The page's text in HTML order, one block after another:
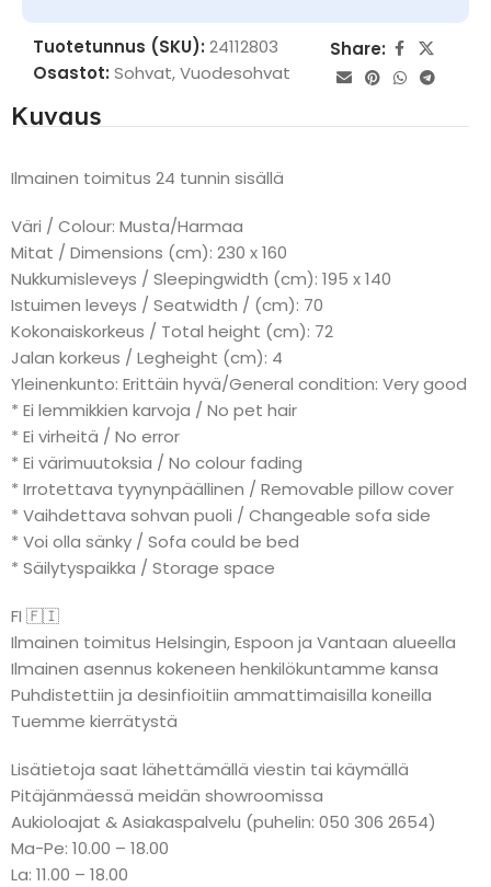
Tuotetunnus (SKU): 24112803
Osastot: Sohvat,Vuodesohvat
Share:
Kuvaus
Ilmainen toimitus 24 tunnin sisällä
Väri / Colour: Musta/Harmaa
Mitat / Dimensions (cm): 230 x 160
Nukkumisleveys / Sleepingwidth (cm): 195 x 140
Istuimen leveys / Seatwidth / (cm): 70
Kokonaiskorkeus / Total height (cm): 72
Jalan korkeus / Legheight (cm): 4
Yleinenkunto: Erittäin hyvä/General condition: Very good
* Ei lemmikkien karvoja / No pet hair
* Ei virheitä / No error
* Ei värimuutoksia / No colour fading
* Irrotettava tyynynpäällinen / Removable pillow cover
* Vaihdettava sohvan puoli / Changeable sofa side
* Voi olla sänky / Sofa could be bed
* Säilytyspaikka / Storage space
FI 🇫🇮
Ilmainen toimitus Helsingin, Espoon ja Vantaan alueella
Ilmainen asennus kokeneen henkilökuntamme kansa
Puhdistettiin ja desinfioitiin ammattimaisilla koneilla
Tuemme kierrätystä
Lisätietoja saat lähettämällä viestin tai käymällä
Pitäjänmäessä meidän showroomissa
Aukioloajat & Asiakaspalvelu (puhelin: 050 306 2654)
Ma-Pe: 10.00 – 18.00
La: 11.00 – 18.00